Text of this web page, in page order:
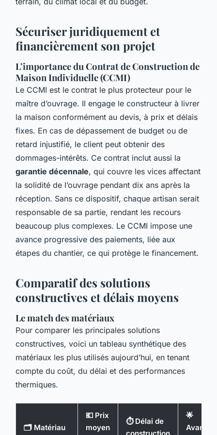
Sécuriser juridiquement et
financièrement son projet
L’importance du Contrat de Construction de
Maison Individuelle (CCMI)
Le CCMI est le contrat le plus protecteur pour le
maître d’ouvrage. Il engage le constructeur à livrer
la maison conformément au devis, à prix et délais
fixes. En cas de dépassement de budget ou de
retard injustifié, le client peut obtenir des
dommages-intérêts. Ce contrat inclut aussi la
garantie décennale, qui couvre les vices affectant
la solidité de l’ouvrage pendant dix ans après la
réception. Sans ce dispositif, chaque artisan serait
responsable de sa partie, rendant les recours
beaucoup plus complexes. Le CCMI impose une
avance progressive des paiements, liée aux
étapes du chantier, ce qui protège le financement.
Comparatif des solutions
constructives et délais moyens
Le match des matériaux
Pour comparer les principales solutions
constructives, voici un tableau synthétique des
matériaux les plus utilisés aujourd’hui, en tenant
compte du coût, du délai et des performances
thermiques.
🗂️ Matériau
💶 Prix
moyen
⏱️ Délai de
🌟